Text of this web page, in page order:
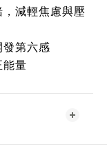
減輕焦慮與壓
發第六感
能量